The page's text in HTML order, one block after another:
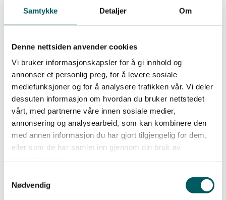
Samtykke Detaljer Om
Denne nettsiden anvender cookies
Vi bruker informasjonskapsler for å gi innhold og
annonser et personlig preg, for å levere sosiale
mediefunksjoner og for å analysere trafikken vår. Vi deler
dessuten informasjon om hvordan du bruker nettstedet
vårt, med partnerne våre innen sosiale medier,
annonsering og analysearbeid, som kan kombinere den
med annen informasjon du har gjort tilgjengelig for dem,
eller som de har samlet inn gjennom din bruk av
Nødvendig
politikere og næringslivstopper, astronaut Christer
nology. Stugan på to ganger tre meter, og med to
og en halv meters takhøyde, skal fraktes til månen i
en kasse i et romskip, og en gassbeholder vil sørge
for at den folder seg ut på egenhånd når den
endelig settes på måneland.
– Som de ﬂeste svensker har jeg vokst opp med
falurøde stugor. For meg har den en veldig dyp
fundamentet folkebevegelsen hviler på. På en
måneslette skal den også symbolisere jordens